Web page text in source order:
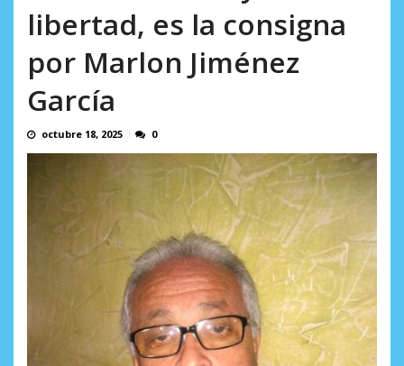
AGOSTO 6, 2026
libertad, es la consigna
por Marlon Jiménez
García
octubre 18, 2025 0